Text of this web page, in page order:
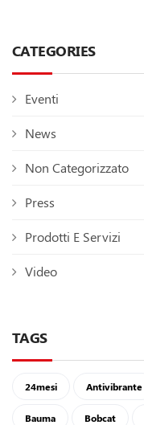
CATEGORIES
Eventi
News
Non Categorizzato
Press
Prodotti E Servizi
Video
TAGS
24mesi Antivibrante
Bauma Bobcat